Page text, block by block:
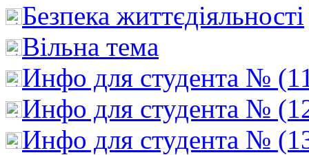
Безпека життєдіяльності
Вільна тема
Инфо для студента №
Инфо для студента №
Инфо для студента №